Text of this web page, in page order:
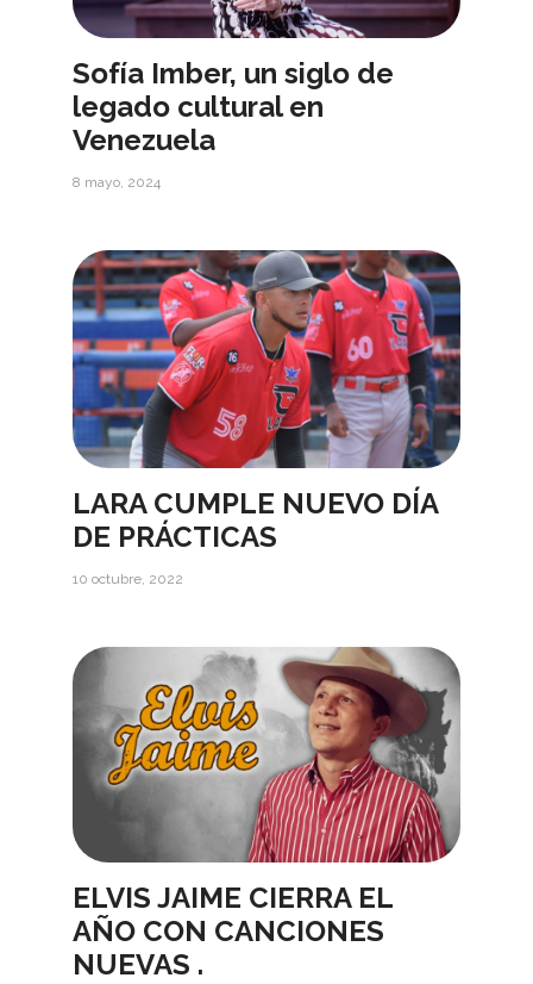
Sofía Imber, un siglo de
legado cultural en
Venezuela
8 mayo, 2024
LARA CUMPLE NUEVO DÍA
DE PRÁCTICAS
10 octubre, 2022
ELVIS JAIME CIERRA EL
AÑO CON CANCIONES
NUEVAS .